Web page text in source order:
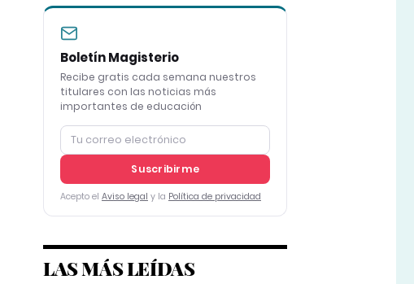
Boletín Magisterio
Recibe gratis cada semana nuestros
titulares con las noticias más
importantes de educación
Suscribirme
Acepto el Aviso legal y la Política de privacidad
LAS MÁS LEÍDAS